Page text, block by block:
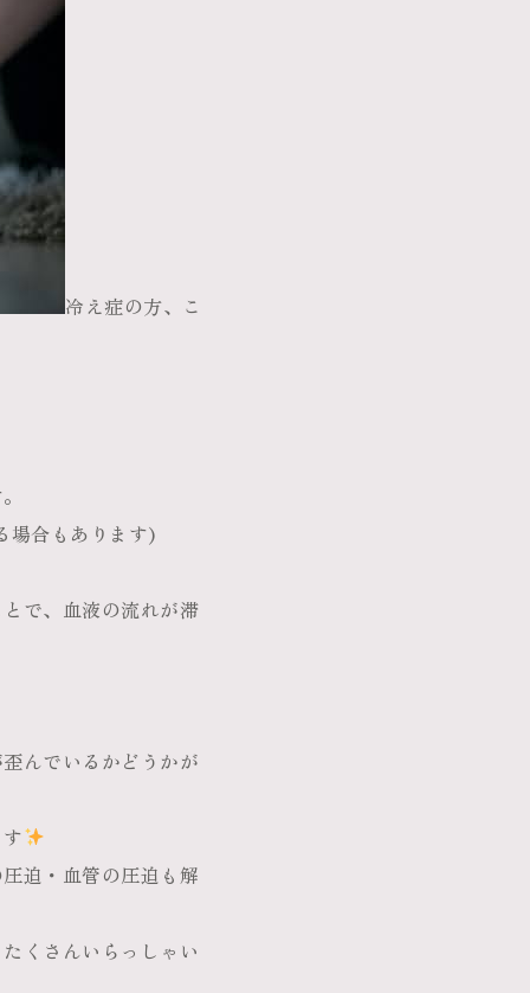
冷え症の方、こ
場合もあります)
で、血液の流れが滞
んでいるかどうかが
迫・血管の圧迫も解
くさんいらっしゃい